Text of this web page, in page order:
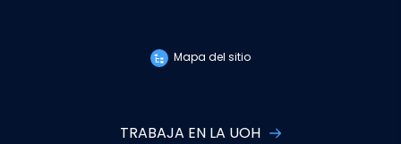
Mapa del sitio
TRABAJA EN LA UOH